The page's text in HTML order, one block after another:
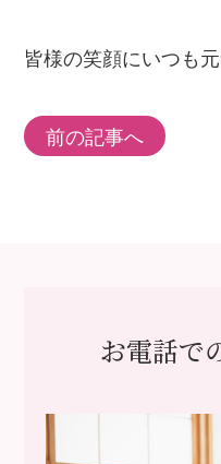
皆様の笑顔にいつも
前の記事へ
お電話で